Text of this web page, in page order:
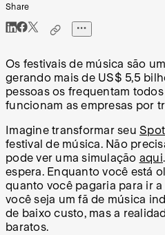
Share
Os festivais de música são
gerando mais de US$ 5,5
pessoas os frequentam
funcionam as empresas por
Imagine transformar seu
festival de música. Não
pode ver uma simulação aqui
espera. Enquanto você está
quanto você pagaria para ir a
você seja um fã de música
de baixo custo, mas a
baratos.